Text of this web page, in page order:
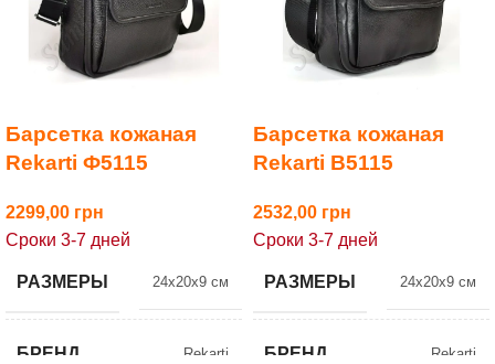
Барсетка кожаная
Rekarti Ф5115
2299,00
Сроки 3-7 дней
РАЗМЕРЫ 24x20x9 см
БРЕНД Rekarti
Барсетка кожаная
Rekarti В5115
2532,00
Сроки 3-7 дней
РАЗМЕРЫ 24x20x9 см
БРЕНД Rekarti